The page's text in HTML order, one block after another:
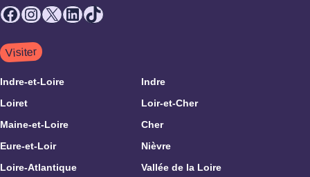
Facebook
Instagram
X LinkedIn
TikTok
Visiter
Indre-et-Loire
Indre
Loiret
Loir-et-Cher
Maine-et-Loire
Cher
Eure-et-Loir
Nièvre
Loire-Atlantique
Vallée de la Loire